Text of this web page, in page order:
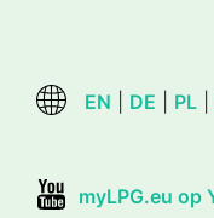
EN DE PL
myLPG.eu op